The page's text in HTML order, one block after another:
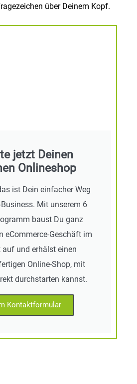
über Deinem Kopf.
jetzt Deinen
Onlineshop​
ist Dein einfacher Weg
Mit unserem 6
baust Du ganz
eCommerce-Geschäft im
auf und erhälst einen
Online-Shop, mit
durchstarten kannst.
Kontaktformular